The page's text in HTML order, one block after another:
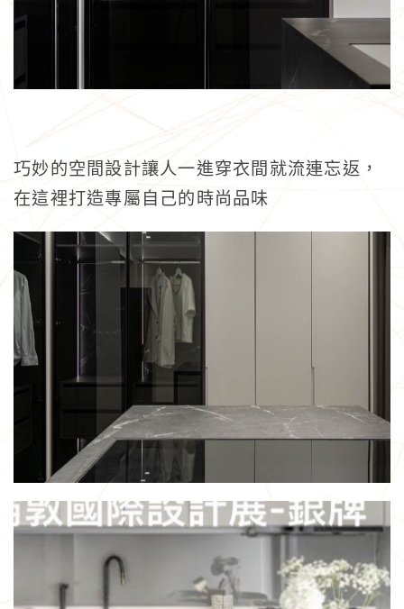
巧妙的空間設計讓人一進穿衣間就流連忘返，
在這裡打造專屬自己的時尚品味